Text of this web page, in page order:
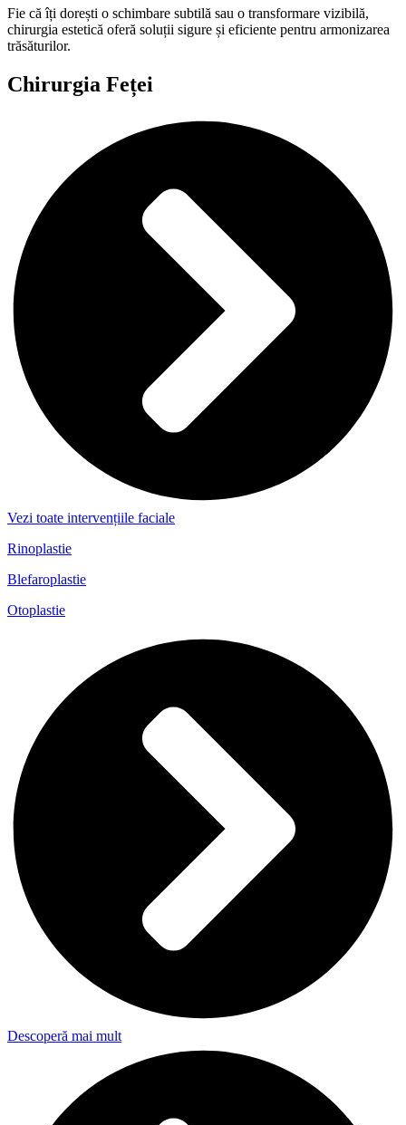
Fie că îți dorești o schimbare subtilă sau o transformare vizibilă,
chirurgia estetică oferă soluții sigure și eficiente pentru armonizarea
trăsăturilor.
Chirurgia Feței
Vezi toate intervențiile faciale
Rinoplastie
Blefaroplastie
Otoplastie
Descoperă mai mult